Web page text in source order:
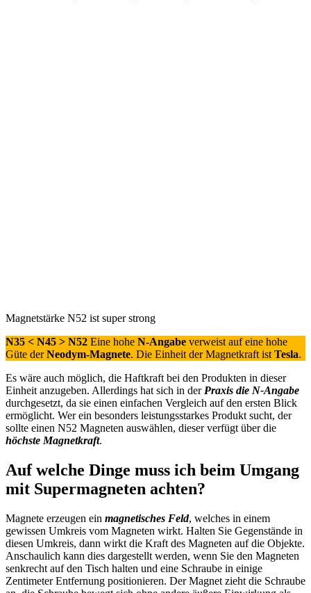
Magnetstärke N52 ist super strong
N35 < N45 > N52 Eine hohe N-Angabe verweist auf eine hohe
Güte derNeodym-Magnete. Die Einheit der Magnetkraft ist Tesla.
Es wäre auch möglich, die Haftkraft bei den Produkten in dieser
Einheit anzugeben. Allerdings hat sich in der Praxis die N-Angabe
durchgesetzt, da sie einen einfachen Vergleich auf den ersten Blick
ermöglicht. Wer ein besonders leistungsstarkes Produkt sucht, der
sollte einen N52 Magneten auswählen, dieser verfügt über die
höchste Magnetkraft.
Auf welche Dinge muss ich beim Umgang
mit Supermagneten achten?
Magnete erzeugen ein magnetisches Feld, welches in einem
gewissen Umkreis vom Magneten wirkt. Halten Sie Gegenstände in
diesen Umkreis, dann wirkt die Kraft des Magneten auf die Objekte.
Anschaulich kann dies dargestellt werden, wenn Sie den Magneten
senkrecht auf den Tisch halten und eine Schraube in einige
Zentimeter Entfernung positionieren. Der Magnet zieht die Schraube